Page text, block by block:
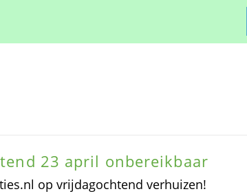
23 april onbereikbaar
op vrijdagochtend verhuizen!